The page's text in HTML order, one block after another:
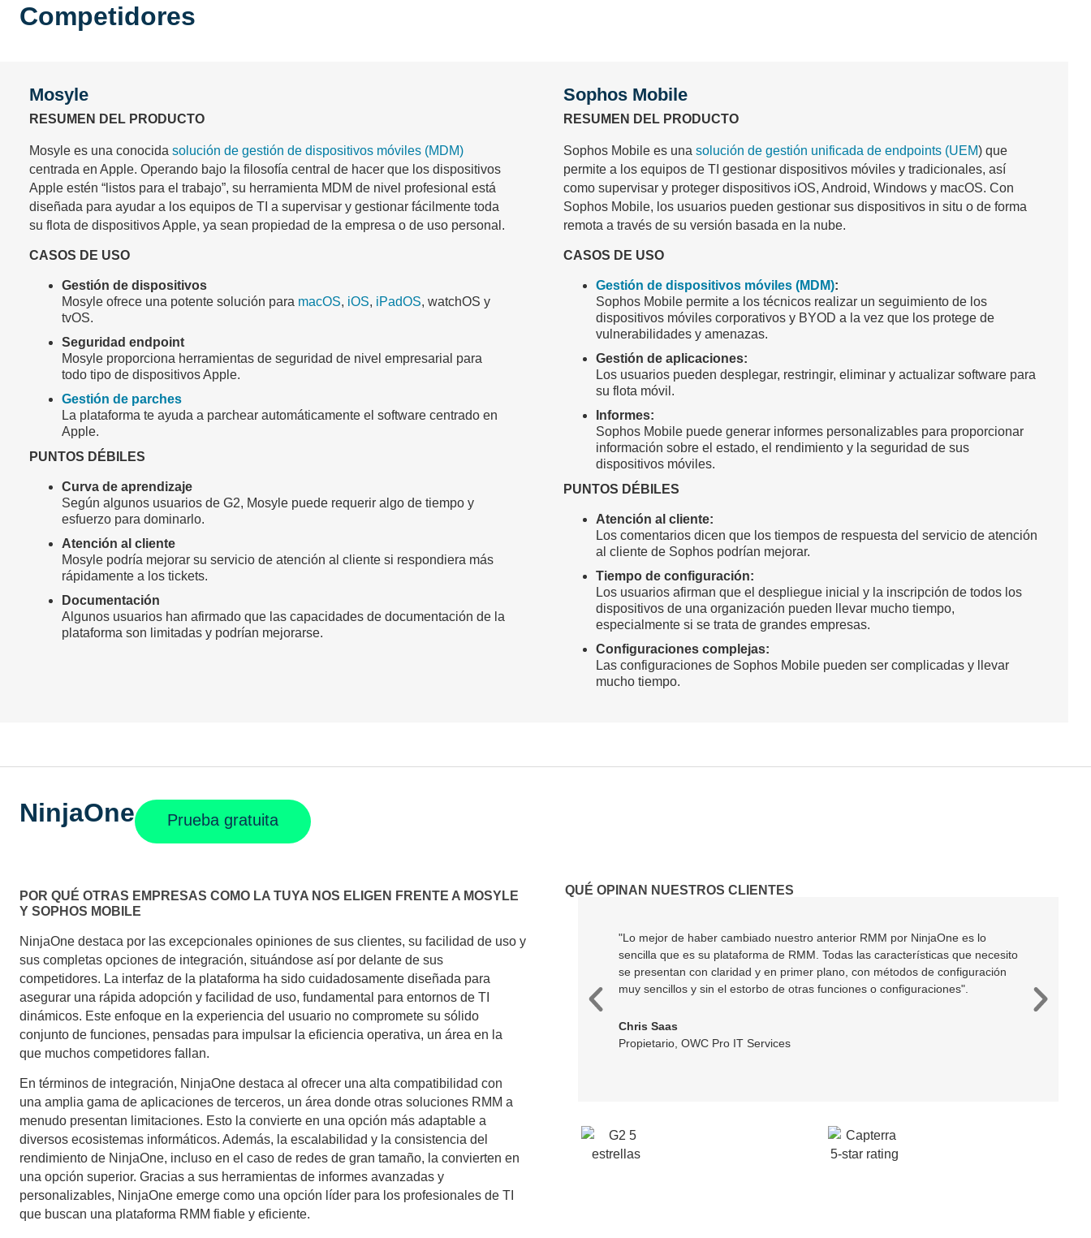
Competidores
Mosyle
RESUMEN DEL PRODUCTO
Mosyle es una conocida solución de gestión de dispositivos móviles (MDM)
centrada en Apple. Operando bajo la filosofía central de hacer que los dispositivos
Apple estén “listos para el trabajo”, su herramienta MDM de nivel profesional está
diseñada para ayudar a los equipos de TI a supervisar y gestionar fácilmente toda
su flota de dispositivos Apple, ya sean propiedad de la empresa o de uso personal.
CASOS DE USO
Gestión de dispositivos
Mosyle ofrece una potente solución para macOS, iOS, iPadOS, watchOS y
tvOS.
Seguridad endpoint
Mosyle proporciona herramientas de seguridad de nivel empresarial para
todo tipo de dispositivos Apple.
Gestión de parches
La plataforma te ayuda a parchear automáticamente el software centrado en
Apple.
PUNTOS DÉBILES
Curva de aprendizaje
Según algunos usuarios de G2, Mosyle puede requerir algo de tiempo y
esfuerzo para dominarlo.
Atención al cliente
Mosyle podría mejorar su servicio de atención al cliente si respondiera más
rápidamente a los tickets.
Documentación
Algunos usuarios han afirmado que las capacidades de documentación de la
plataforma son limitadas y podrían mejorarse.
Sophos Mobile
RESUMEN DEL PRODUCTO
Sophos Mobile es una solución de gestión unificada de endpoints (UEM) que
permite a los equipos de TI gestionar dispositivos móviles y tradicionales, así
como supervisar y proteger dispositivos iOS, Android, Windows y macOS. Con
Sophos Mobile, los usuarios pueden gestionar sus dispositivos in situ o de forma
remota a través de su versión basada en la nube.
CASOS DE USO
Gestión de dispositivos móviles (MDM):
Sophos Mobile permite a los técnicos realizar un seguimiento de los
dispositivos móviles corporativos y BYOD a la vez que los protege de
vulnerabilidades y amenazas.
Gestión de aplicaciones:
Los usuarios pueden desplegar, restringir, eliminar y actualizar software para
su flota móvil.
Informes:
Sophos Mobile puede generar informes personalizables para proporcionar
información sobre el estado, el rendimiento y la seguridad de sus
dispositivos móviles.
PUNTOS DÉBILES
Atención al cliente:
Los comentarios dicen que los tiempos de respuesta del servicio de atención
al cliente de Sophos podrían mejorar.
Tiempo de configuración:
Los usuarios afirman que el despliegue inicial y la inscripción de todos los
dispositivos de una organización pueden llevar mucho tiempo,
especialmente si se trata de grandes empresas.
Configuraciones complejas:
Las configuraciones de Sophos Mobile pueden ser complicadas y llevar
mucho tiempo.
NinjaOne Prueba gratuita
POR QUÉ OTRAS EMPRESAS COMO LA TUYA NOS ELIGEN FRENTE A MOSYLE
Y SOPHOS MOBILE
NinjaOne destaca por las excepcionales opiniones de sus clientes, su facilidad de uso y
sus completas opciones de integración, situándose así por delante de sus
competidores. La interfaz de la plataforma ha sido cuidadosamente diseñada para
asegurar una rápida adopción y facilidad de uso, fundamental para entornos de TI
dinámicos. Este enfoque en la experiencia del usuario no compromete su sólido
conjunto de funciones, pensadas para impulsar la eficiencia operativa, un área en la
que muchos competidores fallan.
En términos de integración, NinjaOne destaca al ofrecer una alta compatibilidad con
una amplia gama de aplicaciones de terceros, un área donde otras soluciones RMM a
menudo presentan limitaciones. Esto la convierte en una opción más adaptable a
diversos ecosistemas informáticos. Además, la escalabilidad y la consistencia del
rendimiento de NinjaOne, incluso en el caso de redes de gran tamaño, la convierten en
una opción superior. Gracias a sus herramientas de informes avanzadas y
personalizables, NinjaOne emerge como una opción líder para los profesionales de TI
que buscan una plataforma RMM fiable y eficiente.
QUÉ OPINAN NUESTROS CLIENTES
"Lo mejor de haber cambiado nuestro anterior RMM por NinjaOne es lo
sencilla que es su plataforma de RMM. Todas las características que necesito
se presentan con claridad y en primer plano, con métodos de configuración
muy sencillos y sin el estorbo de otras funciones o configuraciones".
Chris Saas
Propietario, OWC Pro IT Services
Company